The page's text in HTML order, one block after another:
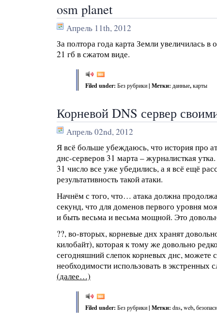
osm planet
Апрель 11th, 2012
За полтора года карта Земли увеличилась в
21 гб в сжатом виде.
Filed under: Без рубрики| Метки: данные,карты
Корневой DNS сервер
Апрель 02nd, 2012
Я всё больше убеждаюсь, что история про
днс-серверов 31 марта – журналисткая
31 число все уже убедились, а я всё ещё
результативность такой атаки.
Начнём с того, что… атака должна
секунд, что для доменов первого уровня
и быть весьма и весьма мощной. Это
??, во-вторых, корневые днх хранят
килобайт), которая к тому же довольно
сегодняшний слепок корневых днс, можете
необходимости использовать в экстренных
(далее…)
Filed under: Без рубрики| Метки: dns,web,